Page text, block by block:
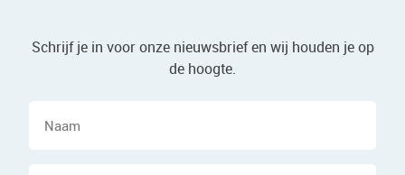
Schrijf je in voor onze nieuwsbrief en wij houden je op
de hoogte.